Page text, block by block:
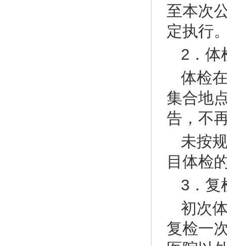
至本次
定执行
2．体
体检
集合地
告，不
未按
目体检
3．复
初次
复检一